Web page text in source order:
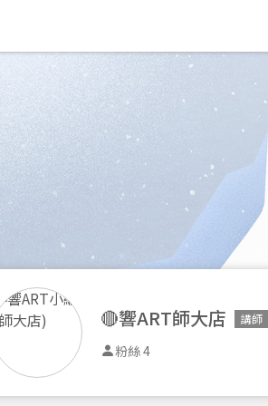
🔴響ART師大店 講師
粉絲 4